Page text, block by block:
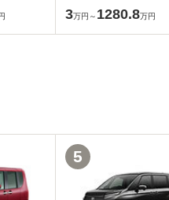
3万円～ 1280.8万円
5